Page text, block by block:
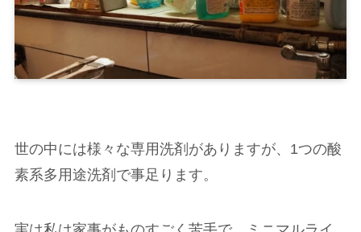
世の中には様々な専用洗剤がありますが、1つの酸
素系多用途洗剤で事足ります。